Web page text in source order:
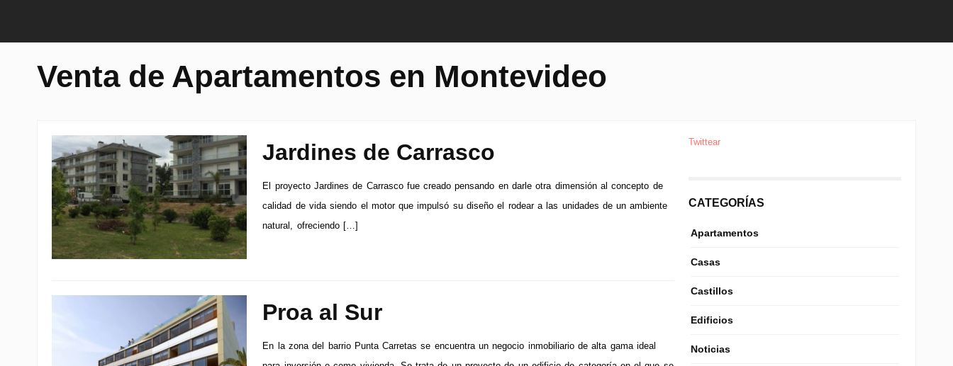
Venta de Apartamentos en Montevideo
Jardines de Carrasco
El proyecto Jardines de Carrasco fue creado pensando en darle otra dimensión al concepto de
calidad de vida siendo el motor que impulsó su diseño el rodear a las unidades de un ambiente
natural, ofreciendo […]
Proa al Sur
En la zona del barrio Punta Carretas se encuentra un negocio inmobiliario de alta gama ideal
Twittear
CATEGORÍAS
Apartamentos
Casas
Castillos
Edificios
Noticias